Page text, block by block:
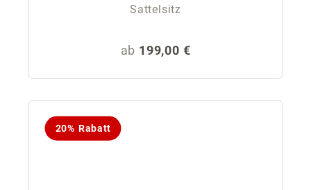
Sattelsitz
Regulärer Preis:
ab 199,00 €
20% Rabatt